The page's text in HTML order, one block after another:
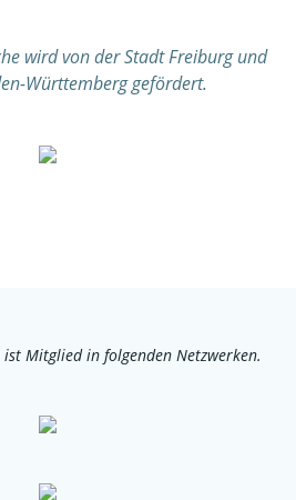
wird von der Stadt Freiburg und
Württemberg gefördert.
ist Mitglied in folgenden Netzwerken.